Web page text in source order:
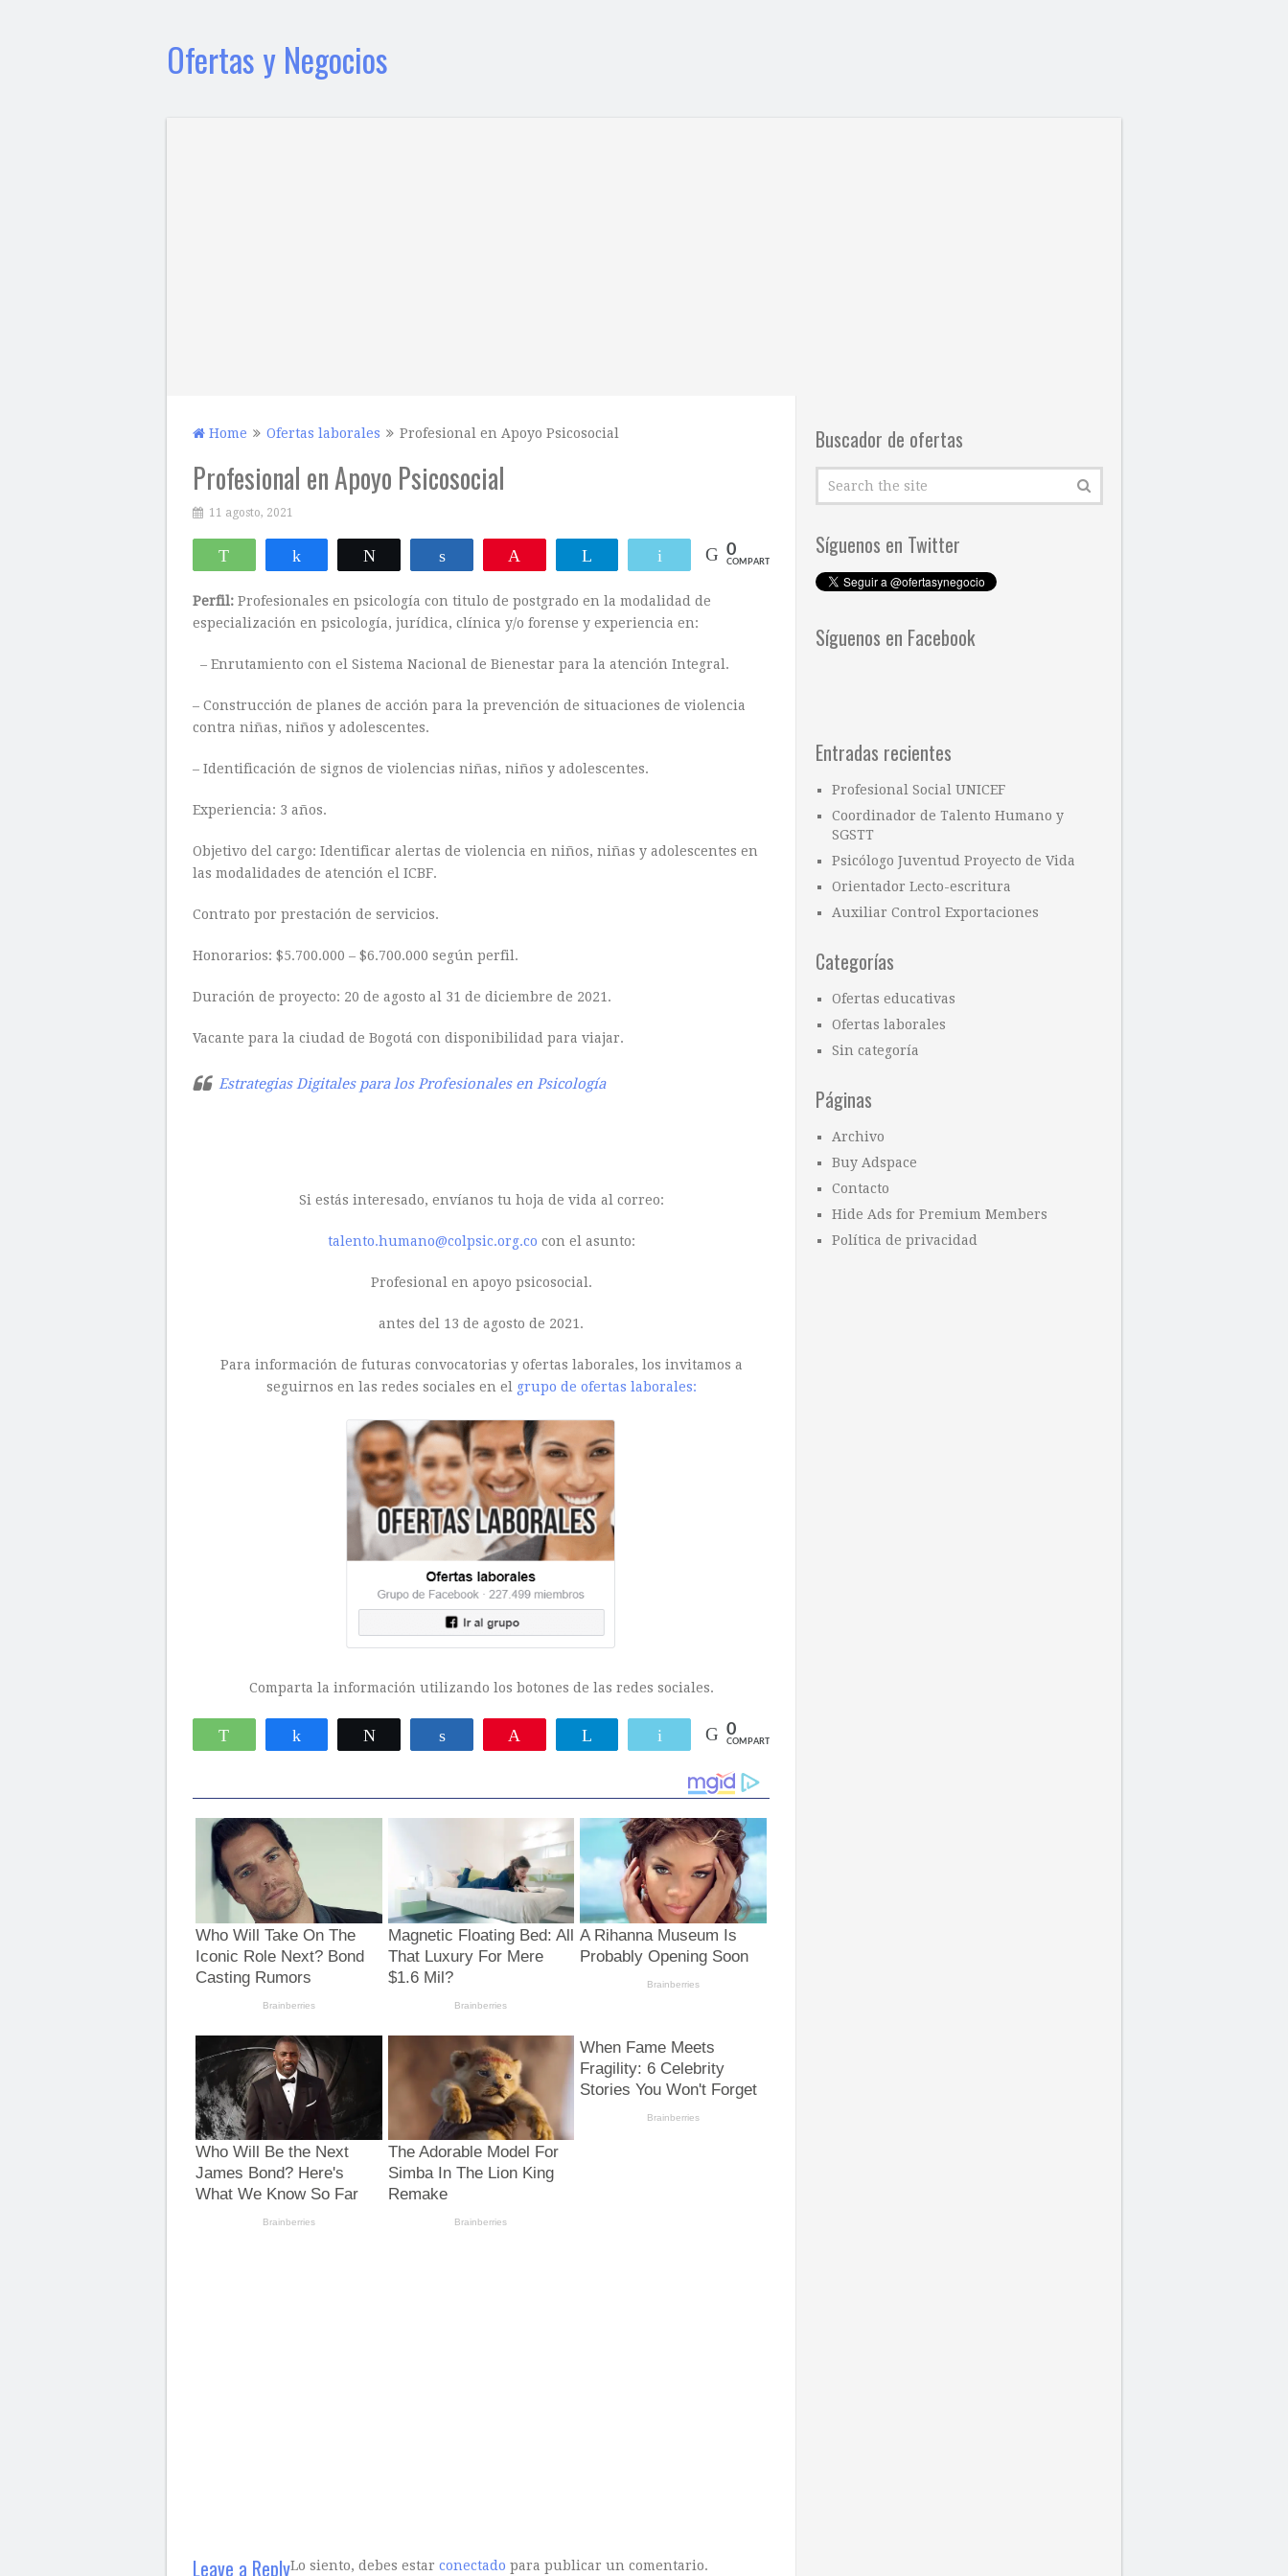
Ofertas y Negocios
Home Ofertas laborales Profesional en Apoyo Psicosocial
Profesional en Apoyo Psicosocial
11 agosto, 2021
WhatsApp Compartir Compartir Telegram Email 0
COMPARTIR
Perfil: Profesionales en psicología con titulo de postgrado en la modalidad de
especialización en psicología, jurídica, clínica y/o forense y experiencia en:
– Enrutamiento con el Sistema Nacional de Bienestar para la atención Integral.
– Construcción de planes de acción para la prevención de situaciones de violencia
contra niñas, niños y adolescentes.
– Identificación de signos de violencias niñas, niños y adolescentes.
Experiencia: 3 años.
Objetivo del cargo: Identificar alertas de violencia en niños, niñas y adolescentes en
las modalidades de atención el ICBF.
Contrato por prestación de servicios.
Honorarios: $5.700.000 – $6.700.000 según perfil.
Duración de proyecto: 20 de agosto al 31 de diciembre de 2021.
Vacante para la ciudad de Bogotá con disponibilidad para viajar.
Estrategias Digitales para los Profesionales en Psicología
Si estás interesado, envíanos tu hoja de vida al correo:
talento.humano@colpsic.org.co con el asunto:
Profesional en apoyo psicosocial.
antes del 13 de agosto de 2021.
Para información de futuras convocatorias y ofertas laborales, los invitamos a
seguirnos en las redes sociales en el grupo de ofertas laborales:
Comparta la información utilizando los botones de las redes sociales.
WhatsApp Compartir Compartir Telegram Email 0
COMPARTIR
Leave a ReplyLo siento, debes estar conectado para publicar un comentario.
Buscador de ofertas
Síguenos en Twitter
Síguenos en Facebook
Entradas recientes
Profesional Social UNICEF
Coordinador de Talento Humano y
SGSTT
Psicólogo Juventud Proyecto de Vida
Orientador Lecto-escritura
Auxiliar Control Exportaciones
Categorías
Ofertas educativas
Ofertas laborales
Sin categoría
Páginas
Archivo
Buy Adspace
Contacto
Hide Ads for Premium Members
Política de privacidad